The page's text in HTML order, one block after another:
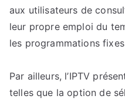
aux utilisateurs de
leur propre emploi du
les programmations
Par ailleurs, l’IPTV
telles que la option de